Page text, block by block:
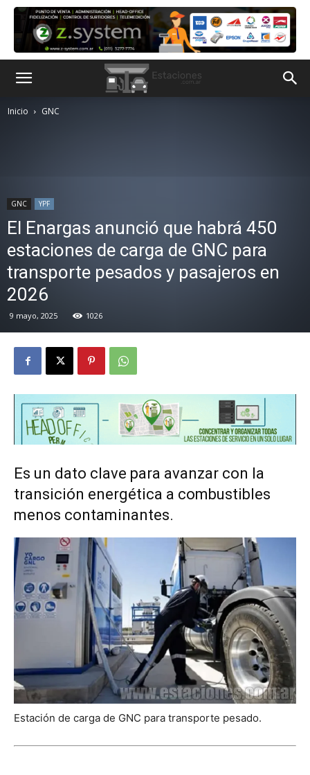
Inicio GNC
GNC YPF
El Enargas anunció que habrá 450
estaciones de carga de GNC para
transporte pesados y pasajeros en
2026
9 mayo, 2025 1026
Es un dato clave para avanzar con la
transición energética a combustibles
menos contaminantes.
Estación de carga de GNC para transporte pesado.